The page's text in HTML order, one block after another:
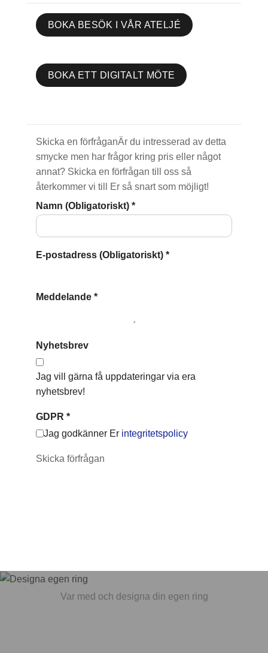
BOKA BESÖK I VÅR ATELJÉ
BOKA ETT DIGITALT MÖTE
Skicka en förfråganÄr du intresserad av detta
smycke men har frågor kring pris eller något
annat? Skicka en förfrågan till oss så
återkommer vi till Er så snart som möjligt!
Namn (Obligatoriskt) *
E-postadress (Obligatoriskt) *
Meddelande *
Nyhetsbrev
Jag vill gärna få uppdateringar via era
nyhetsbrev!
GDPR *
Jag godkänner Er integritetspolicy
Skicka förfrågan
Var med och designa din egen ring